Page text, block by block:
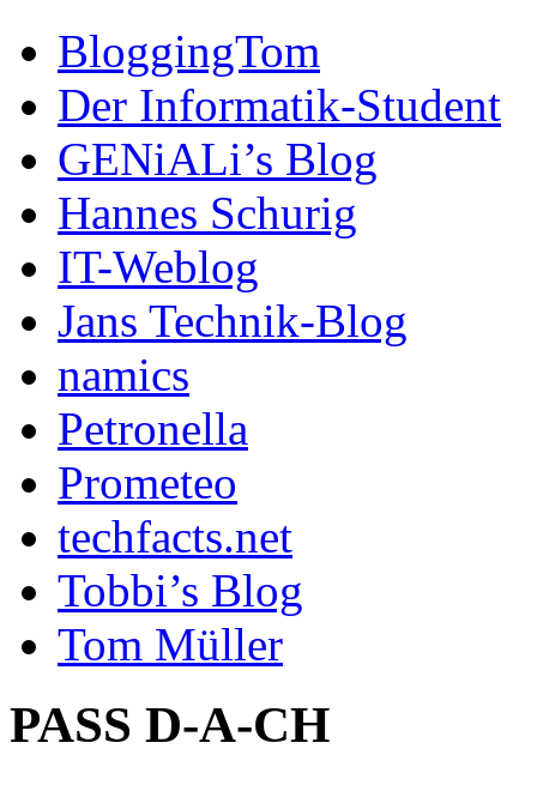
BloggingTom
Der Informatik-Student
GENiALi’s Blog
Hannes Schurig
IT-Weblog
Jans Technik-Blog
namics
Petronella
Prometeo
techfacts.net
Tobbi’s Blog
Tom Müller
PASS D-A-CH